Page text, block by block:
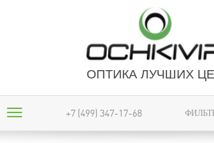
ОПТИКА ЛУЧШИХ
+7 (499) 347-17-68